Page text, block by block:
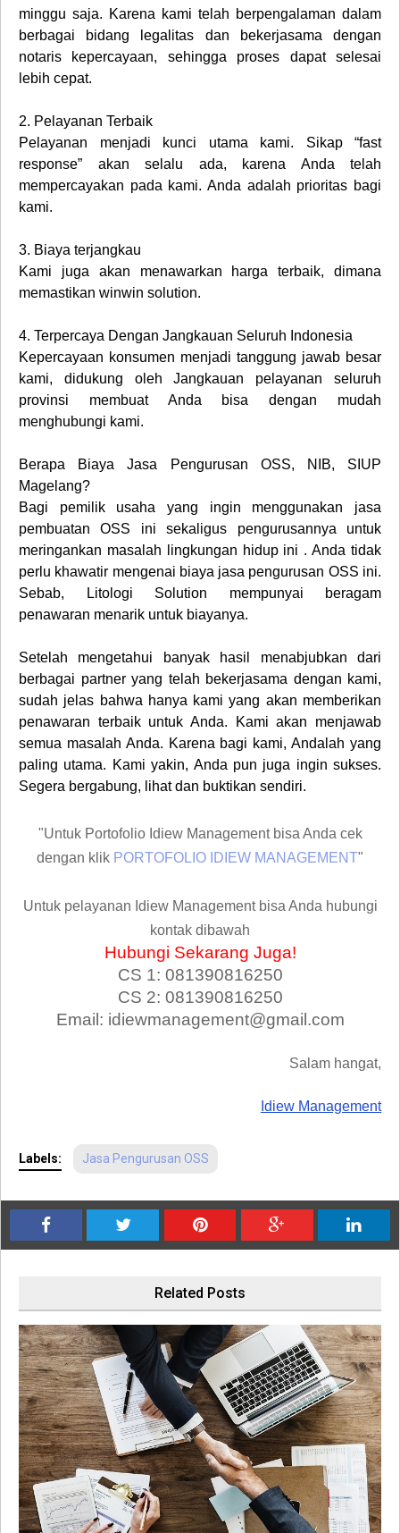
minggu saja. Karena kami telah berpengalaman dalam
berbagai bidang legalitas dan bekerjasama dengan
notaris kepercayaan, sehingga proses dapat selesai
lebih cepat.
2. Pelayanan Terbaik
Pelayanan menjadi kunci utama kami. Sikap “fast
response” akan selalu ada, karena Anda telah
mempercayakan pada kami. Anda adalah prioritas bagi
kami.
3. Biaya terjangkau
Kami juga akan menawarkan harga terbaik, dimana
memastikan winwin solution.
4. Terpercaya Dengan Jangkauan Seluruh Indonesia
Kepercayaan konsumen menjadi tanggung jawab besar
kami, didukung oleh Jangkauan pelayanan seluruh
provinsi membuat Anda bisa dengan mudah
menghubungi kami.
Berapa
Biaya Jasa Pengurusan OSS, NIB, SIUP
Magelang?
Bagi pemilik usaha yang ingin menggunakan jasa
pembuatan OSS ini sekaligus pengurusannya untuk
meringankan masalah lingkungan hidup ini . Anda tidak
perlu khawatir mengenai biaya jasa pengurusan OSS ini.
Sebab, Litologi Solution mempunyai beragam
penawaran menarik untuk biayanya.
Setelah mengetahui banyak hasil menabjubkan dari
berbagai partner yang telah bekerjasama dengan kami,
sudah jelas bahwa hanya kami yang akan memberikan
penawaran terbaik untuk Anda. Kami akan menjawab
semua masalah Anda. Karena bagi kami, Andalah yang
paling utama. Kami yakin, Anda pun juga ingin sukses.
Segera bergabung, lihat dan buktikan sendiri.
"Untuk Portofolio Idiew Management bisa Anda cek
dengan klik PORTOFOLIO IDIEW MANAGEMENT"
Untuk pelayanan Idiew Management bisa Anda hubungi
kontak dibawah
Hubungi Sekarang Juga!
CS 1: 081390816250
CS 2: 081390816250
Email: idiewmanagement@gmail.com
Salam hangat,
Idiew Management
Labels: Jasa Pengurusan OSS
Related Posts